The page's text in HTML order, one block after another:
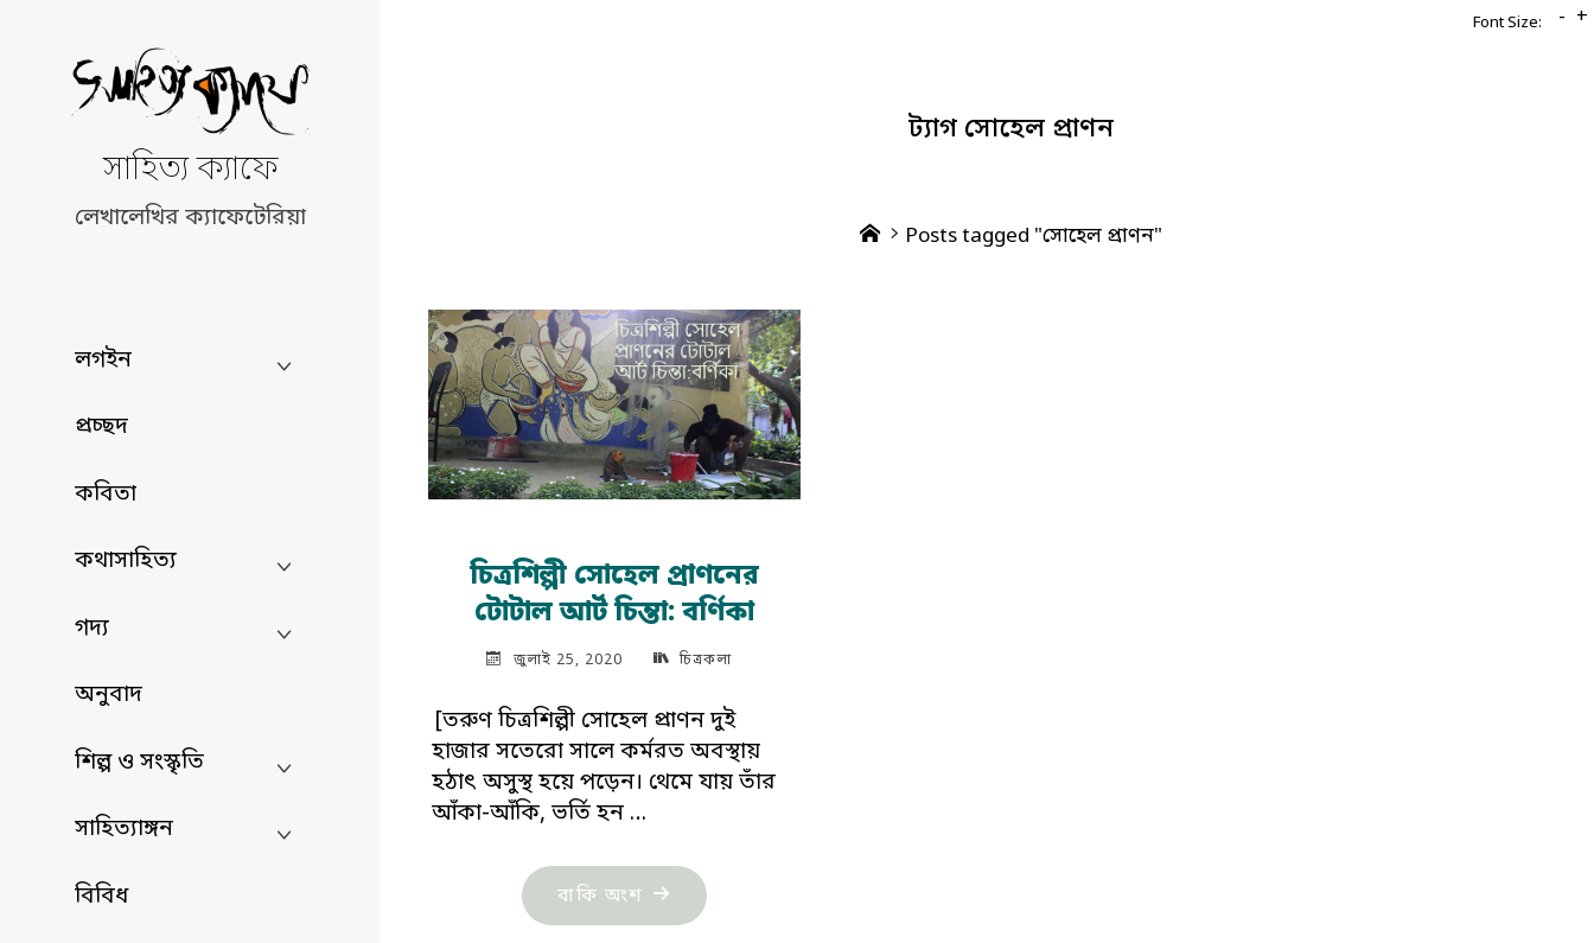
content
সাহিত্য ক্যাফে
লেখালেখির ক্যাফেটেরিয়া
লগইন
প্রচ্ছদ
কবিতা
কথাসাহিত্য
গদ্য
অনুবাদ
শিল্প ও সংস্কৃতি
সাহিত্যাঙ্গন
বিবিধ
ট্যাগ সোহেল প্রাণন
HomePosts tagged "সোহেল প্রাণন"
চিত্রশিল্পী সোহেল প্রাণনের
টোটাল আর্ট চিন্তা: বর্ণিকা
জুলাই 25, 2020 চিত্রকলা
[তরুণ চিত্রশিল্পী সোহেল প্রাণন দুই
হাজার সতেরো সালে কর্মরত অবস্থায়
হঠাৎ অসুস্থ হয়ে পড়েন। থেমে যায় তাঁর
আঁকা-আঁকি, ভর্তি হন …
বাকি অংশ "চিত্রশিল্পী
সোহেল
Font Size: - +